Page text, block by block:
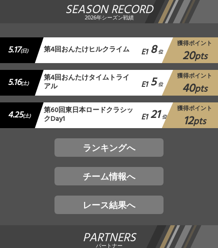
SEASON RECORD
2026年シーズン戦績
5.17(日) 第4回おんたけヒルクライム E1 8 位
獲得ポイント
20pts
5.16(土) 第4回おんたけタイムトライ
アル E1 5 位
獲得ポイント
40pts
4.25(土) 第60回東日本ロードクラシッ
クDay1 E1 21 位
獲得ポイント
12pts
ランキングへ
チーム情報へ
レース結果へ
PARTNERS
パートナー